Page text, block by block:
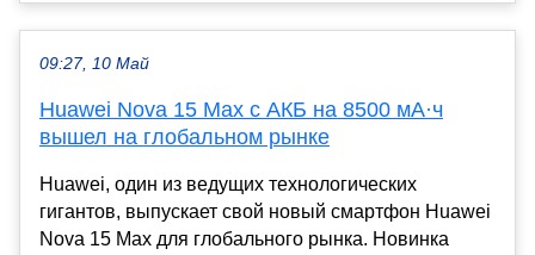
09:27, 10 Май
Huawei Nova 15 Max с АКБ на 8500 мА·ч
вышел на глобальном рынке
Huawei, один из ведущих технологических
гигантов, выпускает свой новый смартфон Huawei
Nova 15 Max для глобального рынка. Новинка